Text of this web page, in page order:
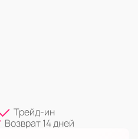
Трейд-ин
Возврат 14 дней